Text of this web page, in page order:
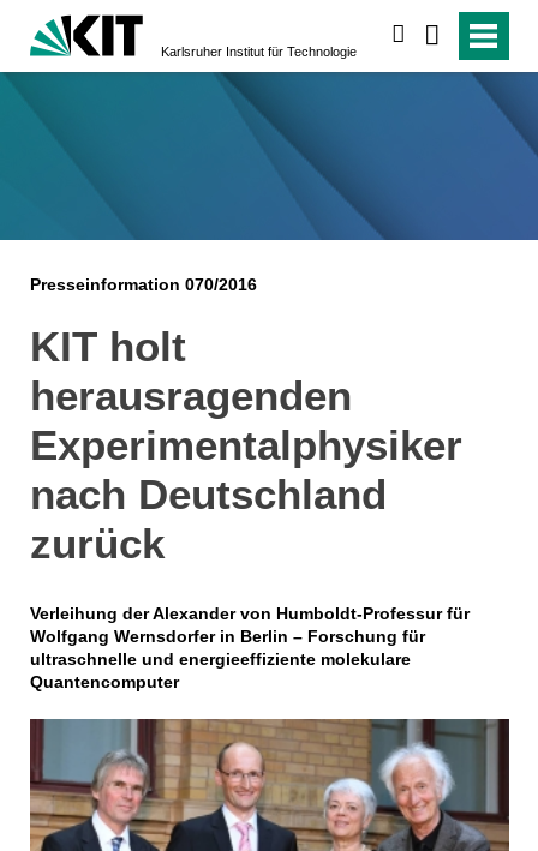
Karlsruher Institut für Technologie
Presseinformation 070/2016
KIT holt
herausragenden
Experimentalphysiker
nach Deutschland
zurück
Verleihung der Alexander von Humboldt-Professur für
Wolfgang Wernsdorfer in Berlin – Forschung für
ultraschnelle und energieeffiziente molekulare
Quantencomputer